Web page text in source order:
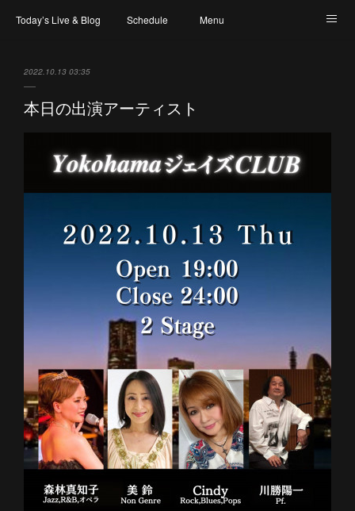
Today’s Live & Blog Schedule Menu
2022.10.13 03:35
本日の出演アーティスト